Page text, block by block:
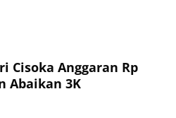
Cisoka Anggaran Rp
Abaikan 3K